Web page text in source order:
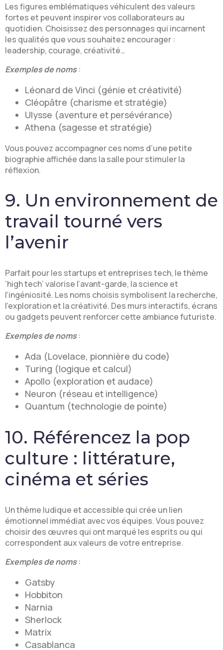
Les figures emblématiques véhiculent des valeurs
fortes et peuvent inspirer vos collaborateurs au
quotidien. Choisissez des personnages qui incarnent
les qualités que vous souhaitez encourager :
leadership, courage, créativité…
Exemples de noms:
Léonard de Vinci (génie et créativité)
Cléopâtre (charisme et stratégie)
Ulysse (aventure et persévérance)
Athena (sagesse et stratégie)
Vous pouvez accompagner ces noms d’une petite
biographie affichée dans la salle pour stimuler la
réflexion.
9. Un environnement de
travail tourné vers
l’avenir
Parfait pour les startups et entreprises tech, le thème
‘high tech’ valorise l’avant-garde, la science et
l’ingéniosité. Les noms choisis symbolisent la recherche,
l’exploration et la créativité. Des murs interactifs, écrans
ou gadgets peuvent renforcer cette ambiance futuriste.
Exemples de noms:
Ada (Lovelace, pionnière du code)
Turing (logique et calcul)
Apollo (exploration et audace)
Neuron (réseau et intelligence)
Quantum (technologie de pointe)
10. Référencez la pop
culture : littérature,
cinéma et séries
Un thème ludique et accessible qui crée un lien
émotionnel immédiat avec vos équipes. Vous pouvez
choisir des œuvres qui ont marqué les esprits ou qui
correspondent aux valeurs de votre entreprise.
Exemples de noms:
Gatsby
Hobbiton
Narnia
Sherlock
Matrix
Casablanca